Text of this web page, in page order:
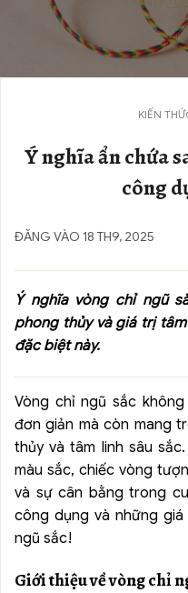
KIẾN
Ý nghĩa ẩn chứa
công
ĐĂNG VÀO 18 TH9, 2025
Ý nghĩa vòng chỉ ngũ
phong thủy và giá trị
đặc biệt này.
Vòng chỉ ngũ sắc
đơn giản mà còn mang
thủy và tâm linh sâu
màu sắc, chiếc vòng
và sự cân bằng trong
công dụng và những
ngũ sắc!
Giới thiệu về vòng chỉ